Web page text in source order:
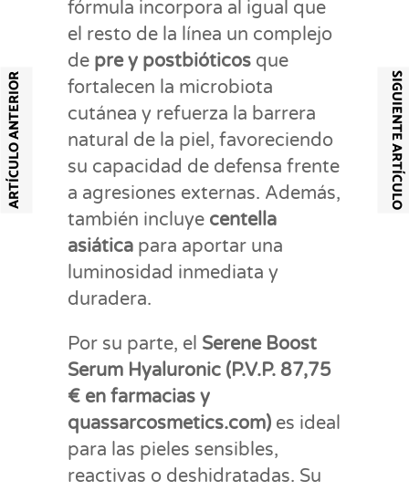
fórmula incorpora al igual que
el resto de la línea un complejo
de pre y postbióticos que
fortalecen la microbiota
cutánea y refuerza la barrera
natural de la piel, favoreciendo
su capacidad de defensa frente
a agresiones externas. Además,
también incluye centella
asiática para aportar una
luminosidad inmediata y
duradera.
Por su parte, el Serene Boost
Serum Hyaluronic (P.V.P. 87,75
€ en farmacias y
quassarcosmetics.com) es ideal
para las pieles sensibles,
reactivas o deshidratadas. Su
ARTÍCULO ANTERIOR SIGUIENTE ARTÍCULO